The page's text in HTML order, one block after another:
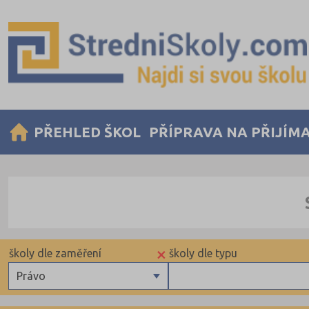
PŘEHLED ŠKOL PŘÍPRAVA NA
školy dle typu
×
Právo
školy dle zaměření